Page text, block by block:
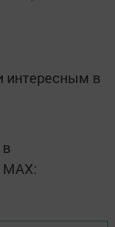
в
MАХ: